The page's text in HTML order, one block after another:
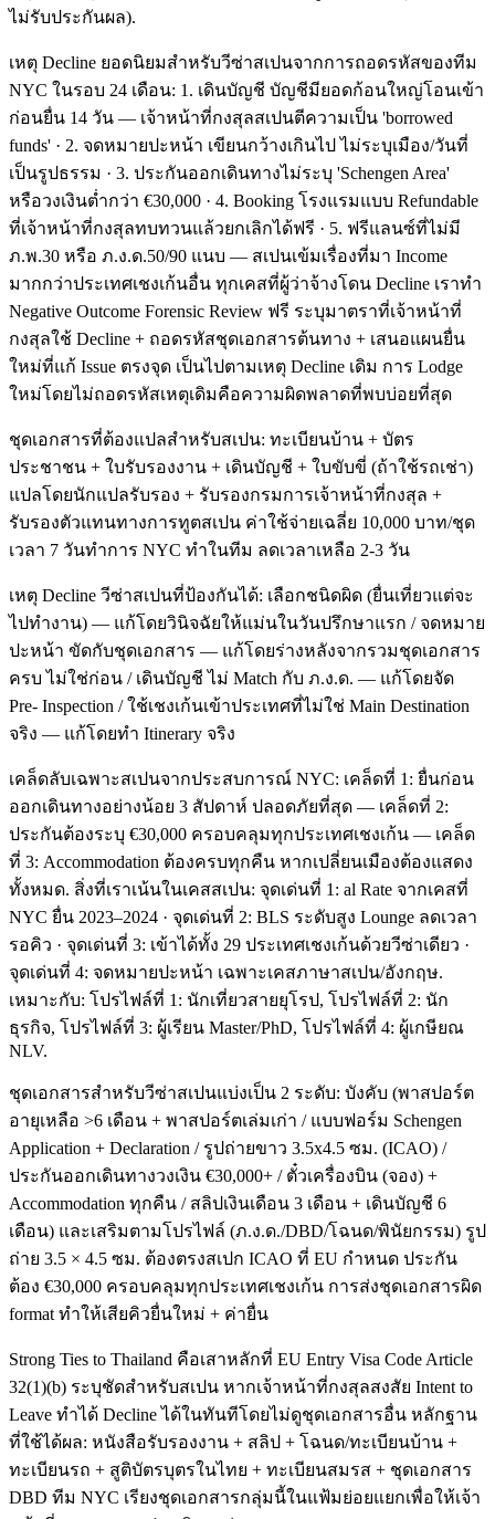
ไม่รับประกันผล).
เหตุ Decline ยอดนิยมสำหรับวีซ่าสเปนจากการถอดรหัสของทีม
NYC ในรอบ 24 เดือน: 1. เดินบัญชี บัญชีมียอดก้อนใหญ่โอนเข้า
ก่อนยื่น 14 วัน — เจ้าหน้าที่กงสุลสเปนตีความเป็น 'borrowed
funds' · 2. จดหมายปะหน้า เขียนกว้างเกินไป ไม่ระบุเมือง/วันที่
เป็นรูปธรรม · 3. ประกันออกเดินทางไม่ระบุ 'Schengen Area'
หรือวงเงินต่ำกว่า €30,000 · 4. Booking โรงแรมแบบ Refundable
ที่เจ้าหน้าที่กงสุลทบทวนแล้วยกเลิกได้ฟรี · 5. ฟรีแลนซ์ที่ไม่มี
ภ.พ.30 หรือ ภ.ง.ด.50/90 แนบ — สเปนเข้มเรื่องที่มา Income
มากกว่าประเทศเชงเก้นอื่น ทุกเคสที่ผู้ว่าจ้างโดน Decline เราทำ
Negative Outcome Forensic Review ฟรี ระบุมาตราที่เจ้าหน้าที่
กงสุลใช้ Decline + ถอดรหัสชุดเอกสารต้นทาง + เสนอแผนยื่น
ใหม่ที่แก้ Issue ตรงจุด เป็นไปตามเหตุ Decline เดิม การ Lodge
ใหม่โดยไม่ถอดรหัสเหตุเดิมคือความผิดพลาดที่พบบ่อยที่สุด
ชุดเอกสารที่ต้องแปลสำหรับสเปน: ทะเบียนบ้าน + บัตร
ประชาชน + ใบรับรองงาน + เดินบัญชี + ใบขับขี่ (ถ้าใช้รถเช่า)
แปลโดยนักแปลรับรอง + รับรองกรมการเจ้าหน้าที่กงสุล +
รับรองตัวแทนทางการทูตสเปน ค่าใช้จ่ายเฉลี่ย 10,000 บาท/ชุด
เวลา 7 วันทำการ NYC ทำในทีม ลดเวลาเหลือ 2-3 วัน
เหตุ Decline วีซ่าสเปนที่ป้องกันได้: เลือกชนิดผิด (ยื่นเที่ยวแต่จะ
ไปทำงาน) — แก้โดยวินิจฉัยให้แม่นในวันปรึกษาแรก / จดหมาย
ปะหน้า ขัดกับชุดเอกสาร — แก้โดยร่างหลังจากรวมชุดเอกสาร
ครบ ไม่ใช่ก่อน / เดินบัญชี ไม่ Match กับ ภ.ง.ด. — แก้โดยจัด
Pre- Inspection / ใช้เชงเก้นเข้าประเทศที่ไม่ใช่ Main Destination
จริง — แก้โดยทำ Itinerary จริง
เคล็ดลับเฉพาะสเปนจากประสบการณ์ NYC: เคล็ดที่ 1: ยื่นก่อน
ออกเดินทางอย่างน้อย 3 สัปดาห์ ปลอดภัยที่สุด — เคล็ดที่ 2:
ประกันต้องระบุ €30,000 ครอบคลุมทุกประเทศเชงเก้น — เคล็ด
ที่ 3: Accommodation ต้องครบทุกคืน หากเปลี่ยนเมืองต้องแสดง
ทั้งหมด. สิ่งที่เราเน้นในเคสสเปน: จุดเด่นที่ 1: al Rate จากเคสที่
NYC ยื่น 2023–2024 · จุดเด่นที่ 2: BLS ระดับสูง Lounge ลดเวลา
รอคิว · จุดเด่นที่ 3: เข้าได้ทั้ง 29 ประเทศเชงเก้นด้วยวีซ่าเดียว ·
จุดเด่นที่ 4: จดหมายปะหน้า เฉพาะเคสภาษาสเปน/อังกฤษ.
เหมาะกับ: โปรไฟล์ที่ 1: นักเที่ยวสายยุโรป, โปรไฟล์ที่ 2: นัก
ธุรกิจ, โปรไฟล์ที่ 3: ผู้เรียน Master/PhD, โปรไฟล์ที่ 4: ผู้เกษียณ
NLV.
ชุดเอกสารสำหรับวีซ่าสเปนแบ่งเป็น 2 ระดับ: บังคับ (พาสปอร์ต
อายุเหลือ >6 เดือน + พาสปอร์ตเล่มเก่า / แบบฟอร์ม Schengen
Application + Declaration / รูปถ่ายขาว 3.5x4.5 ซม. (ICAO) /
ประกันออกเดินทางวงเงิน €30,000+ / ตั๋วเครื่องบิน (จอง) +
Accommodation ทุกคืน / สลิปเงินเดือน 3 เดือน + เดินบัญชี 6
เดือน) และเสริมตามโปรไฟล์ (ภ.ง.ด./DBD/โฉนด/พินัยกรรม) รูป
ถ่าย 3.5 × 4.5 ซม. ต้องตรงสเปก ICAO ที่ EU กำหนด ประกัน
ต้อง €30,000 ครอบคลุมทุกประเทศเชงเก้น การส่งชุดเอกสารผิด
format ทำให้เสียคิวยื่นใหม่ + ค่ายื่น
Strong Ties to Thailand คือเสาหลักที่ EU Entry Visa Code Article
32(1)(b) ระบุชัดสำหรับสเปน หากเจ้าหน้าที่กงสุลสงสัย Intent to
Leave ทำได้ Decline ได้ในทันทีโดยไม่ดูชุดเอกสารอื่น หลักฐาน
ที่ใช้ได้ผล: หนังสือรับรองงาน + สลิป + โฉนด/ทะเบียนบ้าน +
ทะเบียนรถ + สูติบัตรบุตรในไทย + ทะเบียนสมรส + ชุดเอกสาร
DBD ทีม NYC เรียงชุดเอกสารกลุ่มนี้ในแฟ้มย่อยแยกเพื่อให้เจ้า